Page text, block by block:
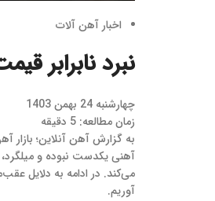
اخبار آهن آلات
نبرد نابرابر
چهارشنبه 24 بهمن 1403
زمان مطالعه: 5 دقیقه
به گزارش آهن آنلاین؛
آهنی یکدست نبوده و
می‌کند. در ادامه به دلایل
آوریم.